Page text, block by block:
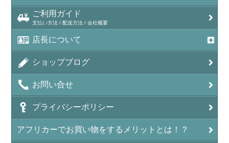
ご利用ガイド
支払い方法 / 配送方法 / 会社概要
店長について
ショップブログ
お問い合せ
プライバシーポリシー
アフリカーでお買い物をするメリットとは！？